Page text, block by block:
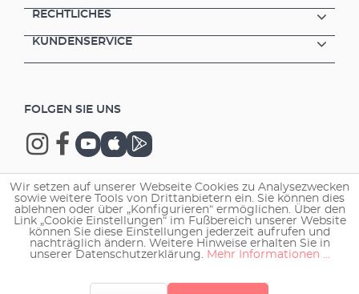
RECHTLICHES
KUNDENSERVICE
FOLGEN SIE UNS
Copyright © 2026 EHEIM GmbH & Co. KG.
Wir setzen auf unserer Webseite Cookies zu Analysezwecken
sowie weitere Tools von Drittanbietern ein. Sie können dies
ablehnen oder über „Konfigurieren“ ermöglichen. Über den
Link „Cookie Einstellungen“ im Fußbereich unserer Website
können Sie diese Einstellungen jederzeit aufrufen und
nachträglich ändern. Weitere Hinweise erhalten Sie in
unserer Datenschutzerklärung. Mehr Informationen ...